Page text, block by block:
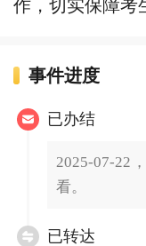
事件进度
已办结
2025-07-22
看。
已转达